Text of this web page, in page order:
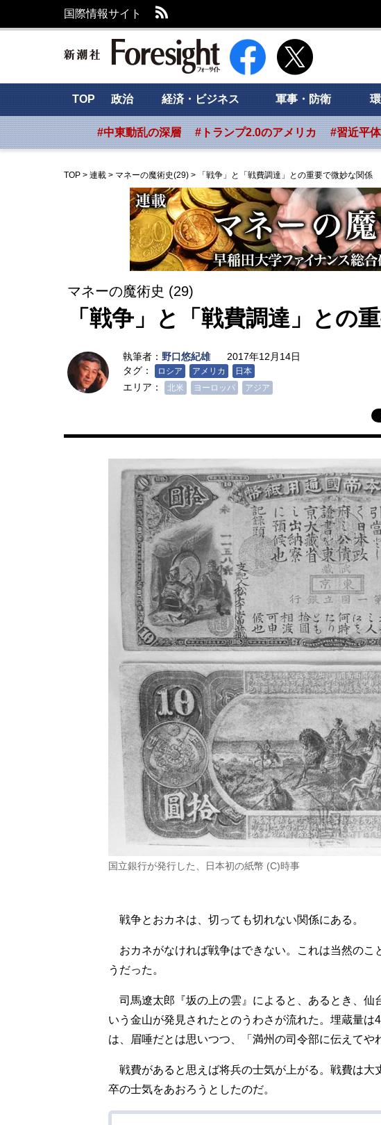
国際情報サイト
新潮社 Foresight フォーサイト
TOP 政治 経済・ビジネス 軍事・防衛
#中東動乱の深層 #トランプ2.0のアメリカ #習近平
TOP > 連載 > マネーの魔術史(29) > 「戦争」と「戦費調達」との重要で微妙な関係
マネーの魔術史 (29)
「戦争」と「戦費調達」との
執筆者： 野口悠紀雄
2017年12月14日
タグ：
ロシア アメリカ 日本
エリア： 北米 ヨーロッパ アジア
国立銀行が発行した、日本初の紙幣 (C)時事
戦争とおカネは、切っても切れない関係にある。
おカネがなければ戦争はできない。これは当然のこ
うだった。
司馬遼太郎『坂の上の雲』によると、あるとき、仙
いう金山が発見されたとのうわさが流れた。埋蔵量は
は、眉唾だとは思いつつ、「満州の司令部に伝えてや
戦費があると思えば将兵の士気が上がる。戦費は大
卒の士気をあおろうとしたのだ。